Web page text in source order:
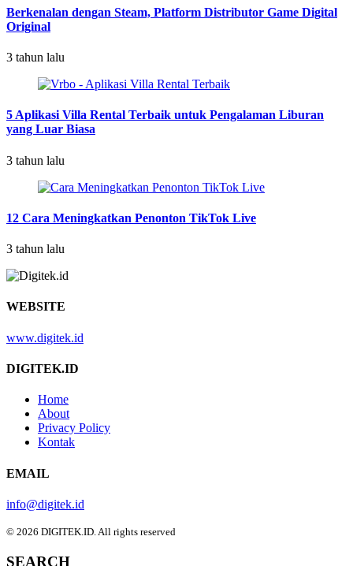
Berkenalan dengan Steam, Platform Distributor Game Digital
Original
3 tahun lalu
5 Aplikasi Villa Rental Terbaik untuk Pengalaman Liburan
yang Luar Biasa
3 tahun lalu
12 Cara Meningkatkan Penonton TikTok Live
3 tahun lalu
WEBSITE
www.digitek.id
DIGITEK.ID
Home
About
Privacy Policy
Kontak
EMAIL
info@digitek.id
© 2026 DIGITEK.ID. All rights reserved
SEARCH